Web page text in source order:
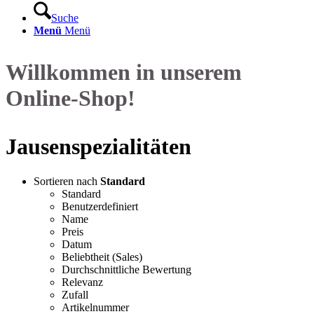
Suche
Menü Menü
Willkommen in unserem
Online-Shop!
Jausenspezialitäten
Sortieren nach Standard
Standard
Benutzerdefiniert
Name
Preis
Datum
Beliebtheit (Sales)
Durchschnittliche Bewertung
Relevanz
Zufall
Artikelnummer